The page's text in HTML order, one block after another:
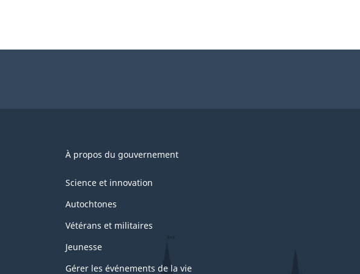
À propos du gouvernement
Science et innovation
Autochtones
Vétérans et militaires
Jeunesse
Gérer les événements de la vie